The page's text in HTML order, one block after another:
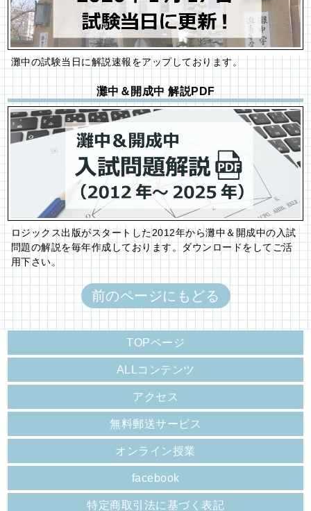
灘中の試験当日に解説速報をアップしております。
灘中＆開成中 解説PDF
ロジックス出版がスタートした2012年から灘中＆開成中の入試
問題の解説を毎年作成しております。ダウンロードをしてご活
用下さい。
前のページにもどる
TOPページ
ALLコンテンツ
アクセス
無料郵送サービス
オンライン授業
facebook
特定商取引法に基づく表記